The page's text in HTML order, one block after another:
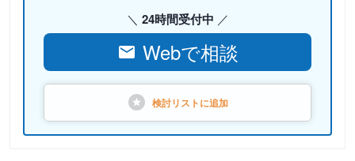
24時間受付中
Webで相談
検討リストに追加